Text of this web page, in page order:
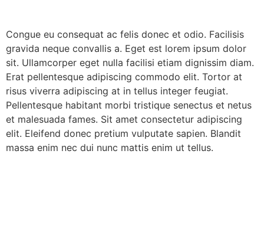
Congue eu consequat ac felis donec et odio. Facilisis
gravida neque convallis a. Eget est lorem ipsum dolor
sit. Ullamcorper eget nulla facilisi etiam dignissim diam.
Erat pellentesque adipiscing commodo elit. Tortor at
risus viverra adipiscing at in tellus integer feugiat.
Pellentesque habitant morbi tristique senectus et netus
et malesuada fames. Sit amet consectetur adipiscing
elit. Eleifend donec pretium vulputate sapien. Blandit
massa enim nec dui nunc mattis enim ut tellus.